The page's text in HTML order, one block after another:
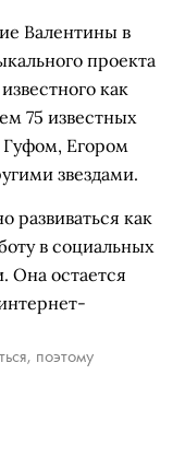
Валентины в
проекта
как
75 известных
Гуфом, Егором
звездами.
развиваться как
в социальных
Она остается
поэтому